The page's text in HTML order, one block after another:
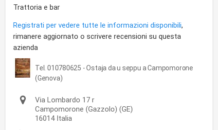
Trattoria e bar
Registrati per vedere tutte le informazioni disponibili,
rimanere aggiornato o scrivere recensioni su questa
azienda
Tel. 010780625 - Ostaja da u seppu a Campomorone
(Genova)
Via Lombardo 17 r
Campomorone (Gazzolo) (GE)
16014 Italia